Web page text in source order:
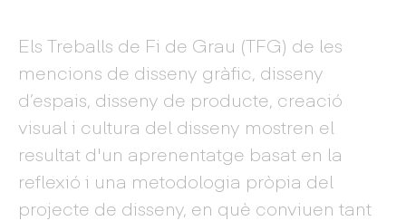
Els Treballs de Fi de Grau (TFG) de les
mencions de disseny gràfic, disseny
d’espais, disseny de producte, creació
visual i cultura del disseny mostren el
resultat d'un aprenentatge basat en la
reflexió i una metodologia pròpia del
projecte de disseny, en què conviuen tant